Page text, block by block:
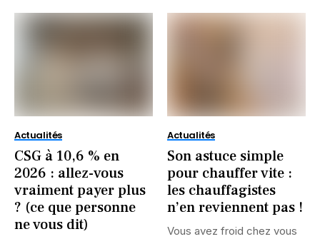
Actualités
CSG à 10,6 % en
2026 : allez-vous
vraiment payer plus
? (ce que personne
ne vous dit)
Actualités
Son astuce simple
pour chauffer vite :
les chauffagistes
n’en reviennent pas !
Vous avez froid chez vous